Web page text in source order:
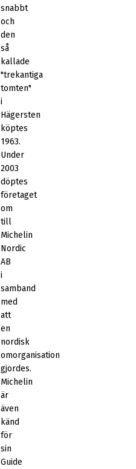
snabbt
och
den
så
kallade
"trekantiga
tomten"
i
Hägersten
köptes
1963.
Under
2003
döptes
företaget
om
till
Michelin
Nordic
AB
i
samband
med
att
en
nordisk
omorganisation
gjordes.
Michelin
är
även
känd
för
sin
Guide